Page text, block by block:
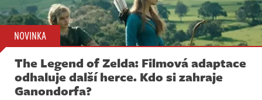
NOVINKA
The Legend of Zelda: Filmová adaptace
odhaluje další herce. Kdo si zahraje
Ganondorfa?